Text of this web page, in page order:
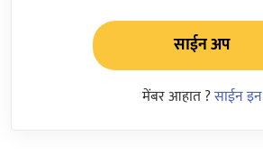
साईन अप
मेंबर आहात ?साईन इन